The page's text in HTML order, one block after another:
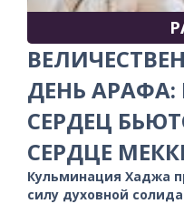
ДЕНЬ
СЕРДЕЦ
СЕРДЦЕ
Кульминация Хаджа
силу духовной